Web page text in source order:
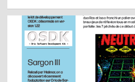
o
m
m
a
y